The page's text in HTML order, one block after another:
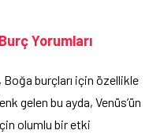
Yorumları
Boğa burçları için özellikle
gelen bu ayda, Venüs’ün
olumlu bir etki